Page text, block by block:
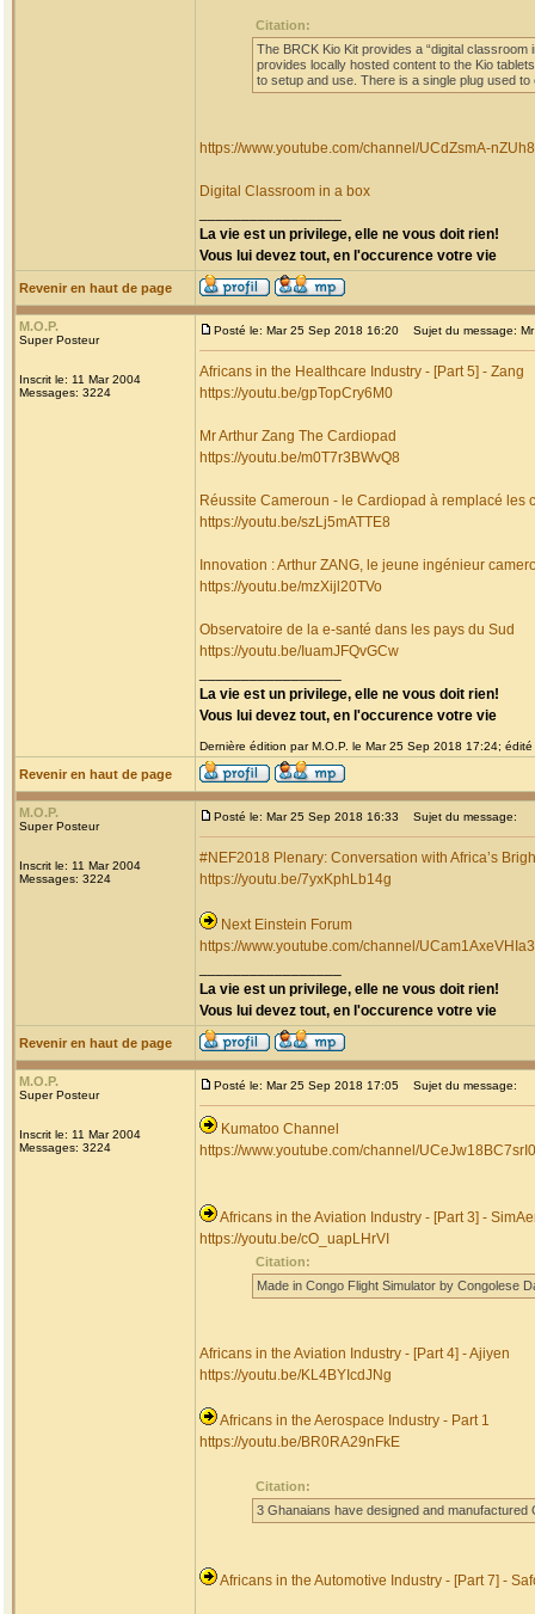
Citation:
The BRCK Kio Kit provides a “digital
provides locally hosted content to the Kio
to setup and use. There is a single plug used
https://www.youtube.com/channel/UCdZsmA-
Digital Classroom in a box
La vie est un privilege, elle ne vous doit rien!
Vous lui devez tout, en l'occurence votre vie
Revenir en haut de page
M.O.P.
Super Posteur
Inscrit le: 11 Mar 2004
Messages: 3224
Posté le: Mar 25 Sep 2018 16:20 Sujet du message:
Africans in the Healthcare Industry - [Part 5] - Zang
https://youtu.be/gpTopCry6M0
Mr Arthur Zang The Cardiopad
https://youtu.be/m0T7r3BWvQ8
Réussite Cameroun - le Cardiopad à remplacé les
https://youtu.be/szLj5mATTE8
Innovation : Arthur ZANG, le jeune ingénieur
https://youtu.be/mzXijl20TVo
Observatoire de la e-santé dans les pays du Sud
https://youtu.be/IuamJFQvGCw
La vie est un privilege, elle ne vous doit rien!
Vous lui devez tout, en l'occurence votre vie
Dernière édition par M.O.P. le Mar 25 Sep 2018 17:24; édité
Revenir en haut de page
M.O.P.
Super Posteur
Inscrit le: 11 Mar 2004
Messages: 3224
Posté le: Mar 25 Sep 2018 16:33 Sujet du message:
#NEF2018 Plenary: Conversation with Africa’s
https://youtu.be/7yxKphLb14g
Next Einstein Forum
https://www.youtube.com/channel/
La vie est un privilege, elle ne vous doit rien!
Vous lui devez tout, en l'occurence votre vie
Revenir en haut de page
M.O.P.
Super Posteur
Inscrit le: 11 Mar 2004
Messages: 3224
Posté le: Mar 25 Sep 2018 17:05 Sujet du message:
Kumatoo Channel
https://www.youtube.com/channel/
Africans in the Aviation Industry - [Part 3] -
https://youtu.be/cO_uapLHrVI
Citation:
Made in Congo Flight Simulator by Congolese
Africans in the Aviation Industry - [Part 4] - Ajiyen
https://youtu.be/KL4BYIcdJNg
Africans in the Aerospace Industry - Part 1
https://youtu.be/BR0RA29nFkE
Citation:
3 Ghanaians have designed and
Africans in the Automotive Industry - [Part 7] -